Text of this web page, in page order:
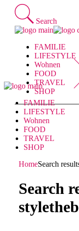
Skip
content
Search
FAMILIE
LIFESTYLE
Wohnen
FOOD
TRAVEL
SHOP
FAMILIE
LIFESTYLE
Wohnen
FOOD
TRAVEL
SHOP
HomeSearch
Search